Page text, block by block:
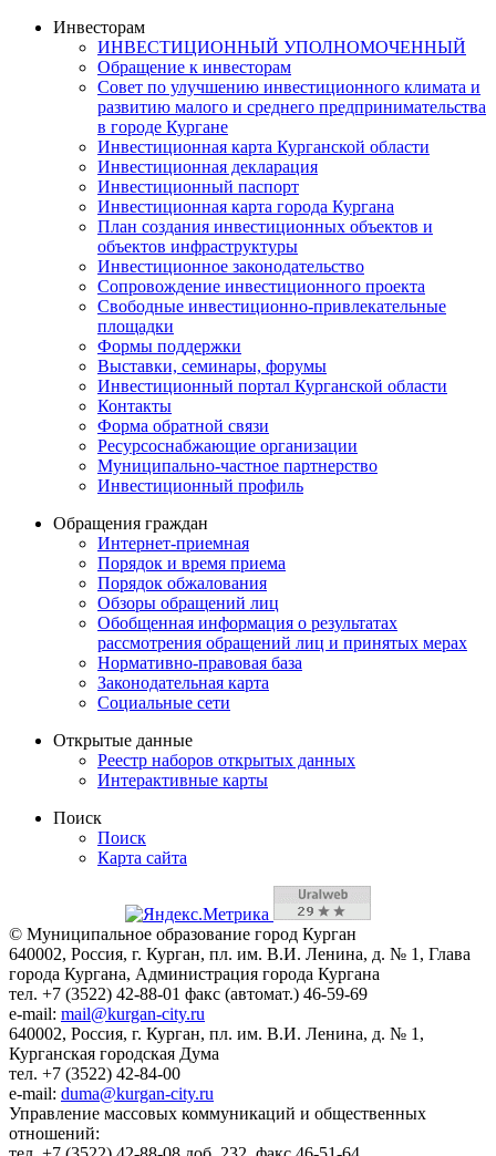
Инвесторам
ИНВЕСТИЦИОННЫЙ УПОЛНОМОЧЕННЫЙ
Обращение к инвесторам
Совет по улучшению инвестиционного климата и
развитию малого и среднего предпринимательства
в городе Кургане
Инвестиционная карта Курганской области
Инвестиционная декларация
Инвестиционный паспорт
Инвестиционная карта города Кургана
План создания инвестиционных объектов и
объектов инфраструктуры
Инвестиционное законодательство
Сопровождение инвестиционного проекта
Свободные инвестиционно-привлекательные
площадки
Формы поддержки
Выставки, семинары, форумы
Инвестиционный портал Курганской области
Контакты
Форма обратной связи
Ресурсоснабжающие организации
Муниципально-частное партнерство
Инвестиционный профиль
Обращения граждан
Интернет-приемная
Порядок и время приема
Порядок обжалования
Обзоры обращений лиц
Обобщенная информация о результатах
рассмотрения обращений лиц и принятых мерах
Нормативно-правовая база
Законодательная карта
Социальные сети
Открытые данные
Реестр наборов открытых данных
Интерактивные карты
Поиск
Поиск
Карта сайта
© Муниципальное образование город Курган
640002, Россия, г. Курган, пл. им. В.И. Ленина, д. № 1, Глава
города Кургана, Администрация города Кургана
тел. +7 (3522) 42-88-01 факс (автомат.) 46-59-69
e-mail: mail@kurgan-city.ru
640002, Россия, г. Курган, пл. им. В.И. Ленина, д. № 1,
Курганская городская Дума
тел. +7 (3522) 42-84-00
e-mail: duma@kurgan-city.ru
Управление массовых коммуникаций и общественных
отношений: